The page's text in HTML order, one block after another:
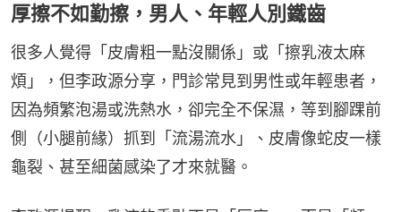
厚擦不如勤擦，男人、年輕人別鐵齒
很多人覺得「皮膚粗一點沒關係」或「擦乳液太麻
煩」，但李政源分享，門診常見到男性或年輕患者，
因為頻繁泡湯或洗熱水，卻完全不保濕，等到腳踝前
側（小腿前緣）抓到「流湯流水」、皮膚像蛇皮一樣
龜裂、甚至細菌感染了才來就醫。